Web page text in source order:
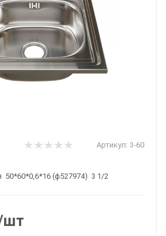
Артикул: 3-60
(ф527974) 3 1/2